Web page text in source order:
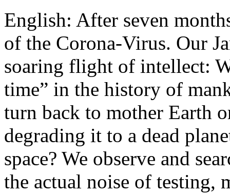
English: After seven
of the Corona-Virus. Our
soaring flight of intellect:
time” in the history of
turn back to mother Earth
degrading it to a dead
space? We observe and
the actual noise of testing,